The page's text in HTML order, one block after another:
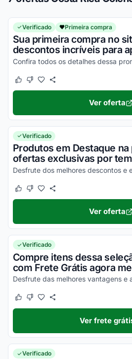
Verificado Primeira compra
Sua primeira compra no
descontos incríveis para
Este cupom funcionou
Este cupom não funcionou
Ver oferta
Verificado
Produtos em Destaque
ofertas exclusivas por
Este cupom funcionou
Este cupom não funcionou
Ver oferta
Verificado
Compre itens dessa
com Frete Grátis agora
Este cupom funcionou
Este cupom não funcionou
Ver frete
Verificado